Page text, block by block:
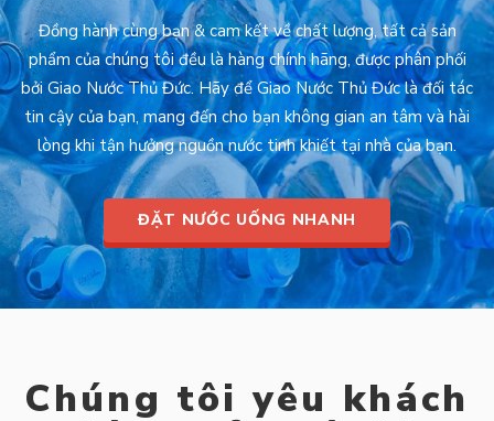
Đồng hành cùng bạn & cam kết về chất lượng, tất cả sản
phẩm của chúng tôi đều là hàng chính hãng, được phân phối
bởi Giao Nước Thủ Đức. Hãy để Giao Nước Thủ Đức là đối tác
tin cậy của bạn, mang đến cho bạn không gian an tâm và hài
lòng khi tận hưởng nguồn nước tinh khiết tại nhà của bạn.
ĐẶT NƯỚC UỐNG NHANH
Chúng tôi yêu khách